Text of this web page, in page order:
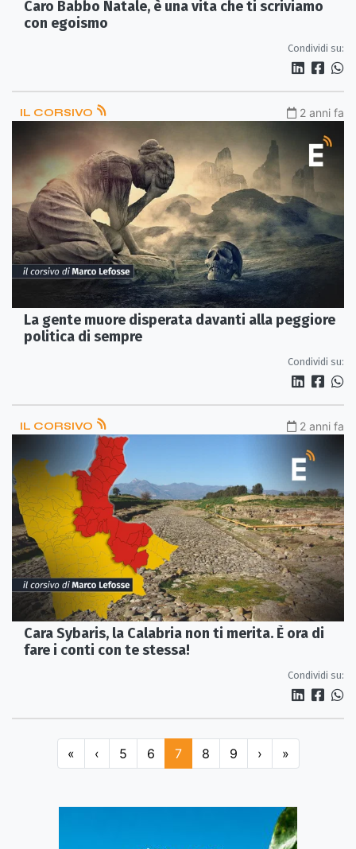
Caro Babbo Natale, è una vita che ti scriviamo
con egoismo
Condividi su:
IL CORSIVO 2 anni fa
La gente muore disperata davanti alla peggiore
politica di sempre
Condividi su:
IL CORSIVO 2 anni fa
Cara Sybaris, la Calabria non ti merita. È ora di
fare i conti con te stessa!
Condividi su:
« ‹ 5 6 7 8 9 › »